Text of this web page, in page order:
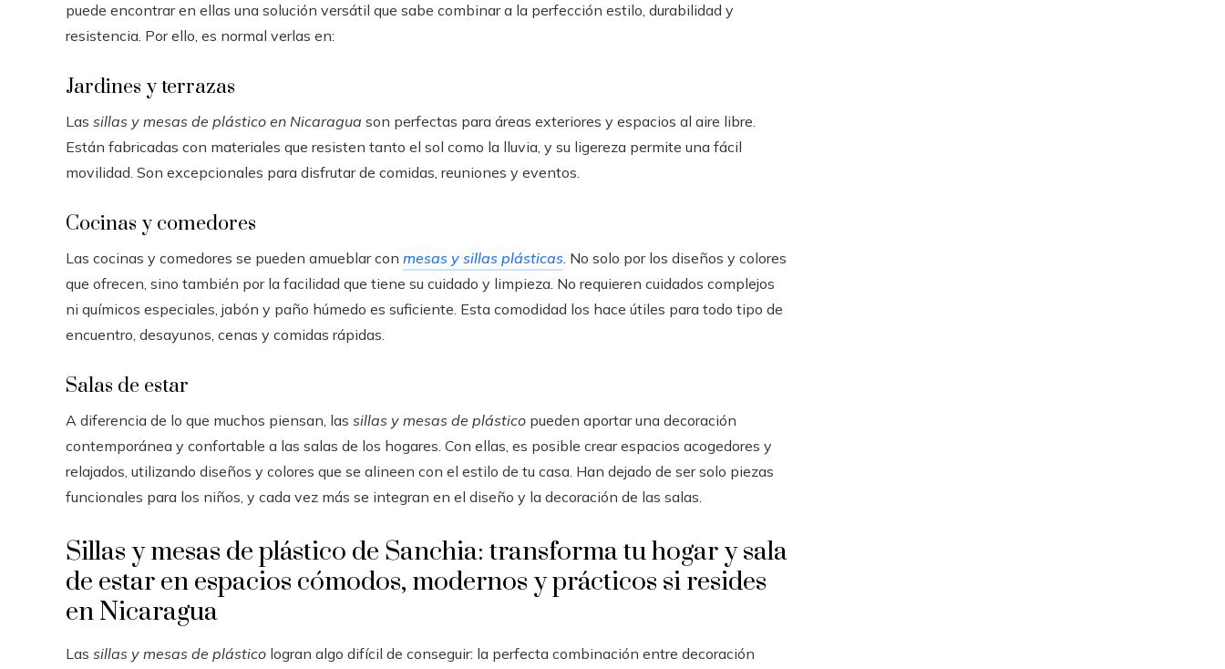
puede encontrar en ellas una solución versátil que sabe combinar a la perfección estilo, durabilidad y
resistencia. Por ello, es normal verlas en:
Jardines y terrazas
Las sillas y mesas de plástico en Nicaragua son perfectas para áreas exteriores y espacios al aire libre.
Están fabricadas con materiales que resisten tanto el sol como la lluvia, y su ligereza permite una fácil
movilidad. Son excepcionales para disfrutar de comidas, reuniones y eventos.
Cocinas y comedores
Las cocinas y comedores se pueden amueblar con mesas y sillas plásticas. No solo por los diseños y colores
que ofrecen, sino también por la facilidad que tiene su cuidado y limpieza. No requieren cuidados complejos
ni químicos especiales, jabón y paño húmedo es suficiente. Esta comodidad los hace útiles para todo tipo de
encuentro, desayunos, cenas y comidas rápidas.
Salas de estar
A diferencia de lo que muchos piensan, las sillas y mesas de plástico pueden aportar una decoración
contemporánea y confortable a las salas de los hogares. Con ellas, es posible crear espacios acogedores y
relajados, utilizando diseños y colores que se alineen con el estilo de tu casa. Han dejado de ser solo piezas
funcionales para los niños, y cada vez más se integran en el diseño y la decoración de las salas.
Sillas y mesas de plástico de Sanchia: transforma tu hogar y sala
de estar en espacios cómodos, modernos y prácticos si resides
en Nicaragua
Las sillas y mesas de plástico logran algo difícil de conseguir: la perfecta combinación entre decoración